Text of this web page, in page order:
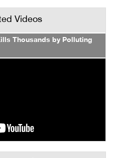
Videos
Thousands by Polluting